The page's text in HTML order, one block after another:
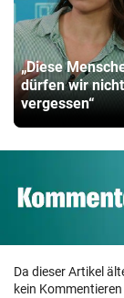
„Diese
dürfen wir nicht
vergessen“
Da dieser Artikel
kein